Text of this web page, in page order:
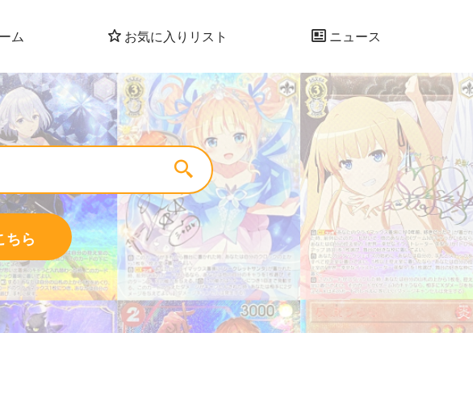
ム お気に入りリスト ニュース
ちら